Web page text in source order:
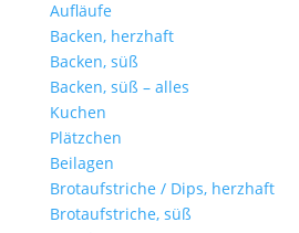
Aufläufe
Backen, herzhaft
Backen, süß
Backen, süß – alles
Kuchen
Plätzchen
Beilagen
Brotaufstriche / Dips, herzhaft
Brotaufstriche, süß